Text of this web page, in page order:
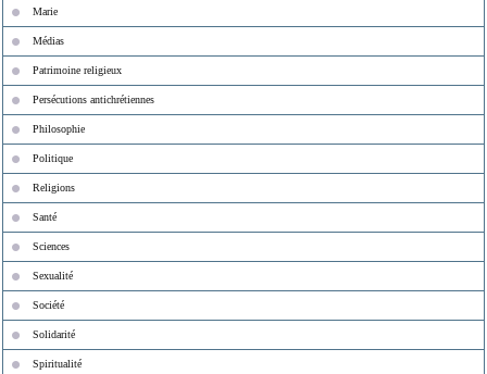
Marie
Médias
Patrimoine religieux
Persécutions antichrétiennes
Philosophie
Politique
Religions
Santé
Sciences
Sexualité
Société
Solidarité
Spiritualité